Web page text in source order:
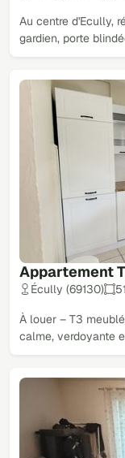
Au centre d'Ecully,
gardien, porte
Appartement
Écully (69130)
À louer – T3
calme, verdoyante